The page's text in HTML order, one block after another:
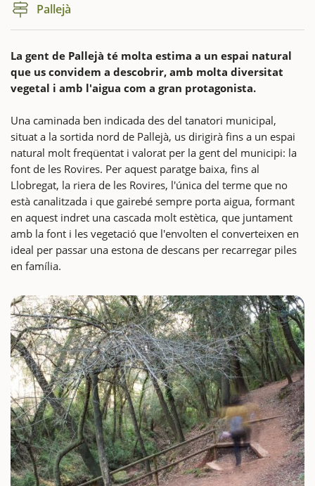
Pallejà
La gent de Pallejà té molta estima a un espai natural
que us convidem a descobrir, amb molta diversitat
vegetal i amb l'aigua com a gran protagonista.
Una caminada ben indicada des del tanatori municipal,
situat a la sortida nord de Pallejà, us dirigirà fins a un espai
natural molt freqüentat i valorat per la gent del municipi: la
font de les Rovires. Per aquest paratge baixa, fins al
Llobregat, la riera de les Rovires, l'única del terme que no
està canalitzada i que gairebé sempre porta aigua, formant
en aquest indret una cascada molt estètica, que juntament
amb la font i les vegetació que l'envolten el converteixen en
ideal per passar una estona de descans per recarregar piles
en família.